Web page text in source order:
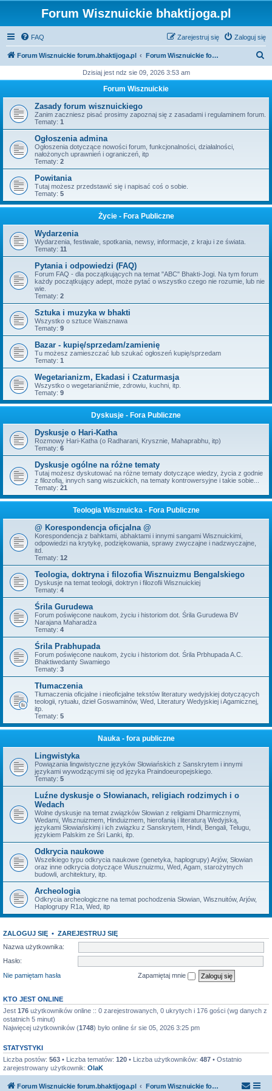
Forum Wisznuickie bhaktijoga.pl
FAQ Zaloguj się
Zarejestruj się
Forum Wisznuickie forum.bhaktijoga.pl Forum Wisznuickie forum.bhaktijoga.pl
k
j
Dzisiaj jest ndz sie 09, 2026 3:53 am
Forum Wisznuickie
Zasady forum wisznuickiego
Zanim zaczniesz pisać prosimy zapoznaj się z zasadami i regulaminem forum.
Tematy: 1
Ogłoszenia admina
Ogłoszenia dotyczące nowości forum, funkcjonalności, działalności,
nałożonych uprawnień i ograniczeń, itp
Tematy: 2
Powitania
Tutaj możesz przedstawić się i napisać coś o sobie.
Tematy: 5
Życie - Fora Publiczne
Wydarzenia
Wydarzenia, festiwale, spotkania, newsy, informacje, z kraju i ze świata.
Tematy: 11
Pytania i odpowiedzi (FAQ)
Forum FAQ - dla początkujących na temat "ABC" Bhakti-Jogi. Na tym forum
każdy początkujący adept, może pytać o wszystko czego nie rozumie, lub nie
wie.
Tematy: 2
Sztuka i muzyka w bhakti
Wszystko o sztuce Waisznawa
Tematy: 9
Bazar - kupię/sprzedam/zamienię
Tu możesz zamieszczać lub szukać ogłoszeń kupię/sprzedam
Tematy: 1
Wegetarianizm, Ekadasi i Czaturmasja
Wszystko o wegetarianiźmie, zdrowiu, kuchni, itp.
Tematy: 9
Dyskusje - Fora Publiczne
Dyskusje o Hari-Katha
Rozmowy Hari-Katha (o Radharani, Krysznie, Mahaprabhu, itp)
Tematy: 6
Dyskusje ogólne na różne tematy
Tutaj możesz dyskutować na różne tematy dotyczące wiedzy, życia z godnie
z filozofią, innych sang wiszuickich, na tematy kontrowersyjne i takie sobie...
Tematy: 21
Teologia Wisznuicka - Fora Publiczne
@ Korespondencja oficjalna @
Korespondencja z bahktami, abhaktami i innymi sangami Wisznuickimi,
odpowiedzi na krytykę, podziękowania, sprawy zwyczajne i nadzwyczajne,
itd.
Tematy: 12
Teologia, doktryna i filozofia Wisznuizmu Bengalskiego
Dyskusje na temat teologii, doktryn i filozofii Wisznuickiej
Tematy: 4
Śrila Gurudewa
Forum poświęcone naukom, życiu i historiom dot. Śrila Gurudewa BV
Narajana Maharadża
Tematy: 4
Śrila Prabhupada
Forum poświęcone naukom, życiu i historiom dot. Śrila Prbhupada A.C.
Bhaktiwedanty Swamiego
Tematy: 3
Tłumaczenia
Tłumaczenia oficjalne i nieoficjalne tekstów literatury wedyjskiej dotyczących
teologii, rytuału, dzieł Goswaminów, Wed, Literatury Wedyjskiej i Agamicznej,
itp.
Tematy: 5
Nauka - fora publiczne
Lingwistyka
Powiązania lingwistyczne języków Słowiańskich z Sanskrytem i innymi
językami wywodzącymi się od języka Praindoeuropejskiego.
Tematy: 5
Luźne dyskusje o Słowianach, religiach rodzimych i o
Wedach
Wolne dyskusje na temat związków Słowian z religiami Dharmicznymi,
Wedami, Wisznuizmem, Hinduizmem, hierofanią i literaturą Wedyjską,
językami Słowiańskimi i ich związku z Sanskrytem, Hindi, Bengali, Telugu,
językiem Palskim ze Śri Lanki, itp.
Odkrycia naukowe
Wszelkiego typu odkrycia naukowe (genetyka, haplogrupy) Arjów, Słowian
oraz inne odkrycia dotyczące Wiusznuizmu, Wed, Agam, starożytnych
budowli, architektury, itp.
Archeologia
Odkrycia archeologiczne na temat pochodzenia Słowian, Wisznuitów, Arjów,
Haplogrupy R1a, Wed, itp
ZALOGUJ SIĘ • ZAREJESTRUJ SIĘ
Nazwa użytkownika:
Hasło:
Nie pamiętam hasła
Zapamiętaj mnie
KTO JEST ONLINE
Jest 176 użytkowników online :: 0 zarejestrowanych, 0 ukrytych i 176 gości (wg danych z
ostatnich 5 minut)
Najwięcej użytkowników (1748) było online śr sie 05, 2026 3:25 pm
STATYSTYKI
Liczba postów: 563 • Liczba tematów: 120 • Liczba użytkowników: 487 • Ostatnio
zarejestrowany użytkownik: OlaK
Forum Wisznuickie forum.bhaktijoga.pl Forum Wisznuickie forum.bhaktijoga.pl